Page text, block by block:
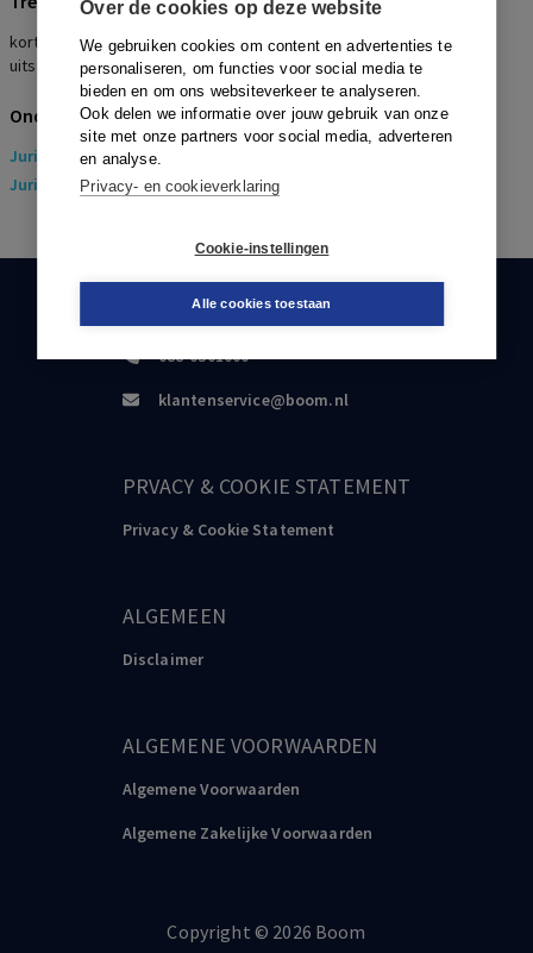
Over de cookies op deze website
We gebruiken cookies om content en advertenties te
personaliseren, om functies voor social media te
bieden en om ons websiteverkeer te analyseren.
Ook delen we informatie over jouw gebruik van onze
site met onze partners voor social media, adverteren
en analyse.
Privacy- en cookieverklaring
Cookie-instellingen
Alle cookies toestaan
kort geding, voorlopige voorziening, faillissement, declaratoire
uitspraak, geldvordering
Onderwerpen
Juridisch> Arbeidsrecht
Juridisch > Sociaal Zekerheidsrecht
KLANTENSERVICE
088-0301000
klantenservice@boom.nl
PRVACY & COOKIE STATEMENT
Privacy & Cookie Statement
ALGEMEEN
Disclaimer
ALGEMENE VOORWAARDEN
Algemene Voorwaarden
Algemene Zakelijke Voorwaarden
Copyright ©️ 2026 Boom